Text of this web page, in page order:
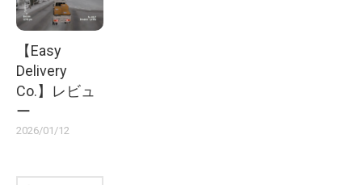
【Easy
Delivery
Co.】レビュ
ー
2026/01/12